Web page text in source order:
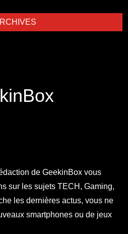
de GeekinBox vous
sur les sujets TECH, Gaming,
les dernières actus, vous ne
smartphones ou de jeux